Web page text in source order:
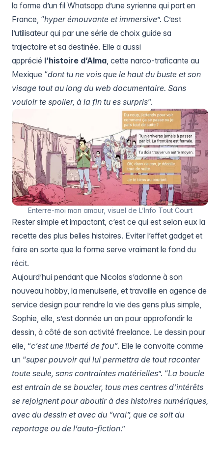
la forme d’un fil Whatsapp d’une syrienne qui part en
France, “hyper émouvante et immersive”. C’est
l’utilisateur qui par une série de choix guide sa
trajectoire et sa destinée. Elle a aussi
apprécié l’histoire d’Alma, cette narco-traficante au
Mexique “dont tu ne vois que le haut du buste et son
visage tout au long du web documentaire. Sans
vouloir te spoiler, à la fin tu es surpris”.
Enterre-moi mon amour, visuel de L’Info Tout Court
Rester simple et impactant, c’est ce qui est selon eux la
recette des plus belles histoires. Eviter l’effet gadget et
faire en sorte que la forme serve vraiment le fond du
récit.
Aujourd’hui pendant que Nicolas s’adonne à son
nouveau hobby, la menuiserie, et travaille en agence de
service design pour rendre la vie des gens plus simple,
Sophie, elle, s’est donnée un an pour approfondir le
dessin, à côté de son activité freelance. Le dessin pour
elle, “c’est une liberté de fou”. Elle le convoite comme
un “super pouvoir qui lui permettra de tout raconter
toute seule, sans contraintes matérielles”. “La boucle
est entrain de se boucler, tous mes centres d’intérêts
se rejoignent pour aboutir à des histoires numériques,
avec du dessin et avec du “vrai”, que ce soit du
reportage ou de l’auto-fiction.”